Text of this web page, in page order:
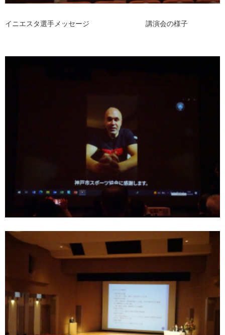
イニエスタ選手メッセージ 講演会の様子